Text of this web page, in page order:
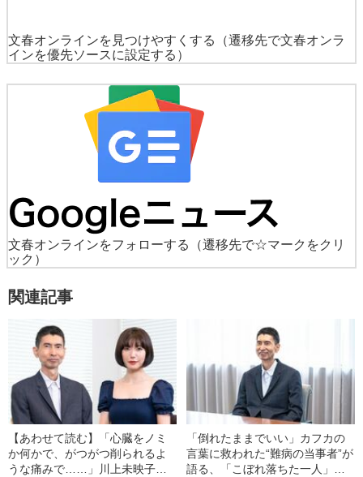
文春オンラインを見つけやすくする
（遷移先で文春オンラ
インを優先ソースに設定する）
文春オンラインをフォローする
（遷移先で☆マークをクリ
ック）
関連記事
【あわせて読む】「心臓をノミ
か何かで、がつがつ削られるよ
うな痛みで……」川上未映子が
「倒れたままでいい」カフカの
言葉に救われた“難病の当事者”が
語る、「こぼれ落ちた一人」を